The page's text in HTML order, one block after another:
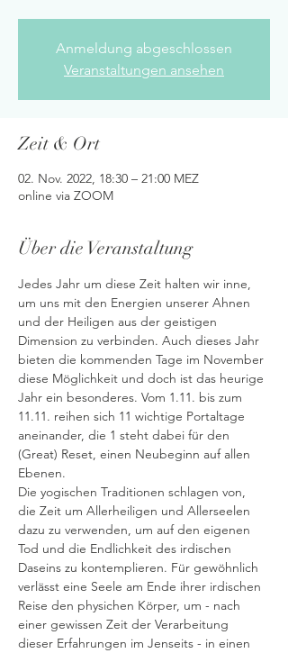
Anmeldung abgeschlossen
Veranstaltungen ansehen
Zeit & Ort
02. Nov. 2022, 18:30 – 21:00 MEZ
online via ZOOM
Über die Veranstaltung
Jedes Jahr um diese Zeit halten wir inne,
um uns mit den Energien unserer Ahnen
und der Heiligen aus der geistigen
Dimension zu verbinden. Auch dieses Jahr
bieten die kommenden Tage im November
diese Möglichkeit und doch ist das heurige
Jahr ein besonderes. Vom 1.11. bis zum
11.11. reihen sich 11 wichtige Portaltage
aneinander, die 1 steht dabei für den
(Great) Reset, einen Neubeginn auf allen
Ebenen.
Die yogischen Traditionen schlagen von,
die Zeit um Allerheiligen und Allerseelen
dazu zu verwenden, um auf den eigenen
Tod und die Endlichkeit des irdischen
Daseins zu kontemplieren. Für gewöhnlich
verlässt eine Seele am Ende ihrer irdischen
Reise den physichen Körper, um - nach
einer gewissen Zeit der Verarbeitung
dieser Erfahrungen im Jenseits - in einen